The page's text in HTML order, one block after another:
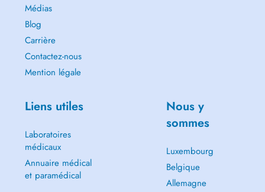
Médias
Blog
Carrière
Contactez-nous
Mention légale
Liens utiles
Laboratoires
médicaux
Annuaire médical
et paramédical
Nous y
sommes
Luxembourg
Belgique
Allemagne